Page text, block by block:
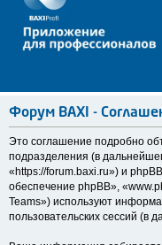
Форум BAXI -
Это соглашение подробно
подразделения (в
«https://forum.baxi.ru») и
обеспечение phpBB»,
Teams») используют
пользовательских сессий